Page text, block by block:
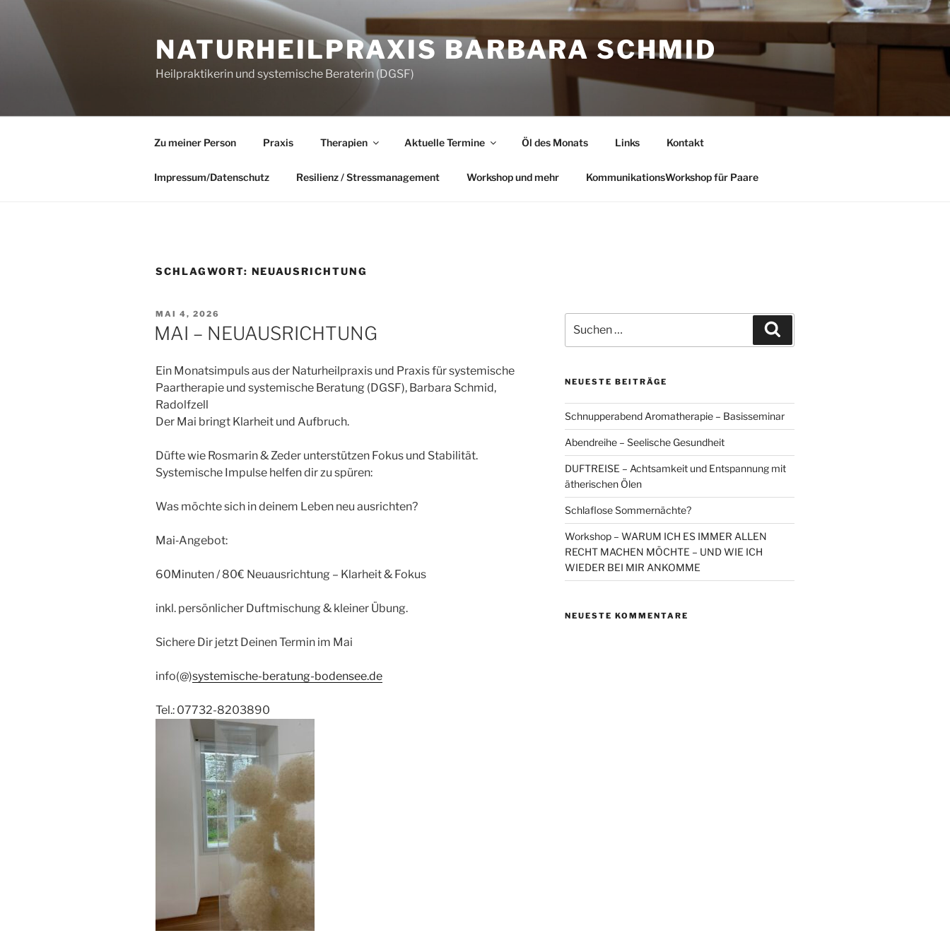
springen
NATURHEILPRAXIS BARBARA SCHMID
Heilpraktikerin und systemische Beraterin (DGSF)
Zu meiner Person Praxis Therapien Aktuelle Termine Öl des Monats Links Kontakt
Impressum/Datenschutz Resilienz / Stressmanagement Workshop und mehr KommunikationsWorkshop für Paare
SCHLAGWORT: NEUAUSRICHTUNG
VERÖFFENTLICHT
AM
MAI 4, 2026
MAI – NEUAUSRICHTUNG
Ein Monatsimpuls aus der Naturheilpraxis und Praxis für systemische
Paartherapie und systemische Beratung (DGSF), Barbara Schmid,
Radolfzell
Der Mai bringt Klarheit und Aufbruch.
Düfte wie Rosmarin & Zeder unterstützen Fokus und Stabilität.
Systemische Impulse helfen dir zu spüren:
Was möchte sich in deinem Leben neu ausrichten?
Mai‑Angebot:
60Minuten / 80€ Neuausrichtung – Klarheit & Fokus
inkl. persönlicher Duftmischung & kleiner Übung.
Sichere Dir jetzt Deinen Termin im Mai
info(@)systemische-beratung-bodensee.de
Tel.: 07732-8203890
nach:
NEUESTE BEITRÄGE
Schnupperabend Aromatherapie – Basisseminar
Abendreihe – Seelische Gesundheit
DUFTREISE – Achtsamkeit und Entspannung mit
ätherischen Ölen
Schlaflose Sommernächte?
Workshop – WARUM ICH ES IMMER ALLEN
RECHT MACHEN MÖCHTE – UND WIE ICH
WIEDER BEI MIR ANKOMME
NEUESTE KOMMENTARE